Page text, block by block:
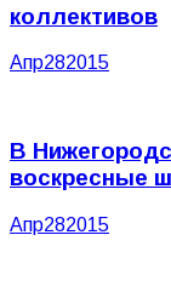
коллективов
Апр282015
В
воскресные
Апр282015